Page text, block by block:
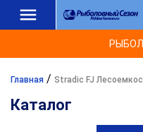
Главная / Stradic FJ
Каталог